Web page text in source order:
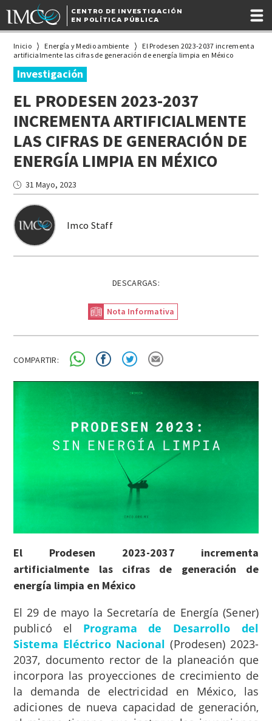
CENTRO DE INVESTIGACIÓN
EN POLÍTICA PÚBLICA
Inicio Energía y Medio ambiente
El Prodesen 2023-2037 incrementa
artificialmente las cifras de generación de energía limpia en México
Investigación
EL PRODESEN 2023-2037
INCREMENTA ARTIFICIALMENTE
LAS CIFRAS DE GENERACIÓN DE
ENERGÍA LIMPIA EN MÉXICO
Imco Staff
31 Mayo, 2023
DESCARGAS:
Nota Informativa
COMPARTIR:
El Prodesen 2023-2037 incrementa
artificialmente las cifras de generación de
energía limpia en México
El 29 de mayo la Secretaría de Energía (Sener)
publicó el Programa de Desarrollo del
Sistema Eléctrico Nacional (Prodesen) 2023-
2037, documento rector de la planeación que
incorpora las proyecciones de crecimiento de
la demanda de electricidad en México, las
adiciones de nueva capacidad de generación,